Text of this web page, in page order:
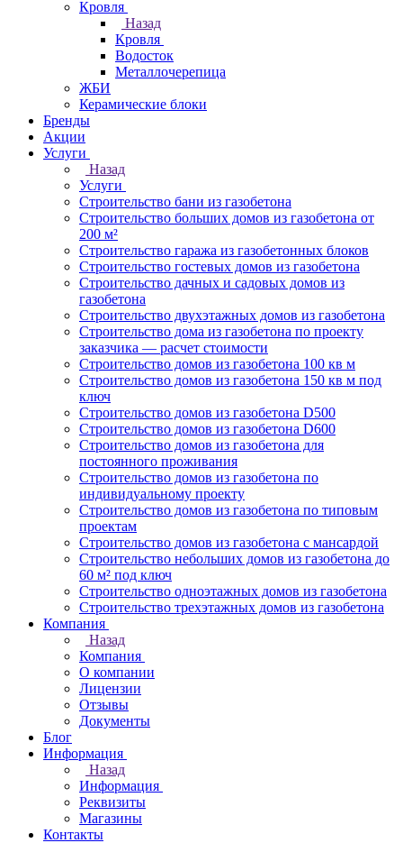
Кровля
Назад
Кровля
Водосток
Металлочерепица
ЖБИ
Керамические блоки
Бренды
Акции
Услуги
Назад
Услуги
Строительство бани из газобетона
Строительство больших домов из газобетона от
200 м²
Строительство гаража из газобетонных блоков
Строительство гостевых домов из газобетона
Строительство дачных и садовых домов из
газобетона
Строительство двухэтажных домов из газобетона
Строительство дома из газобетона по проекту
заказчика — расчет стоимости
Строительство домов из газобетона 100 кв м
Строительство домов из газобетона 150 кв м под
ключ
Строительство домов из газобетона D500
Строительство домов из газобетона D600
Строительство домов из газобетона для
постоянного проживания
Строительство домов из газобетона по
индивидуальному проекту
Строительство домов из газобетона по типовым
проектам
Строительство домов из газобетона с мансардой
Строительство небольших домов из газобетона до
60 м² под ключ
Строительство одноэтажных домов из газобетона
Строительство трехэтажных домов из газобетона
Компания
Назад
Компания
О компании
Лицензии
Отзывы
Документы
Блог
Информация
Назад
Информация
Реквизиты
Магазины
Контакты